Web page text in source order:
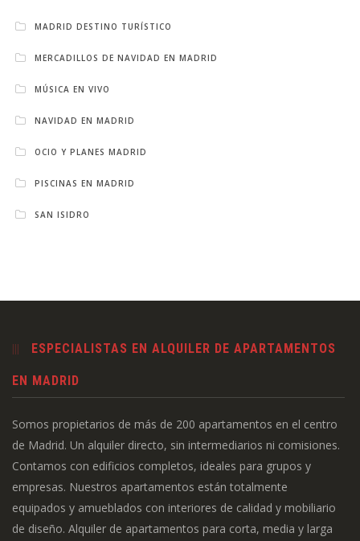
MADRID DESTINO TURÍSTICO
MERCADILLOS DE NAVIDAD EN MADRID
MÚSICA EN VIVO
NAVIDAD EN MADRID
OCIO Y PLANES MADRID
PISCINAS EN MADRID
SAN ISIDRO
ESPECIALISTAS EN ALQUILER DE APARTAMENTOS
EN MADRID
Somos propietarios de más de 200 apartamentos en el centro
de Madrid. Un alquiler directo, sin intermediarios ni comisiones.
Contamos con edificios completos, ideales para grupos y
empresas. Nuestros apartamentos están totalmente
equipados y amueblados con interiores de calidad y mobiliario
de diseño. Alquiler de apartamentos para corta, media y larga